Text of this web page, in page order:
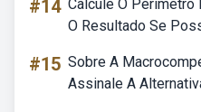
#14 Calcule O Perímetro
O Resultado Se
#15 Sobre A
Assinale A